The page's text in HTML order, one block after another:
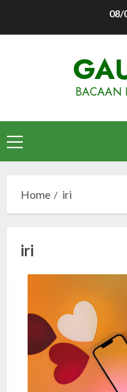
08/
BACAAN
Primary
Menu
Home iri
iri